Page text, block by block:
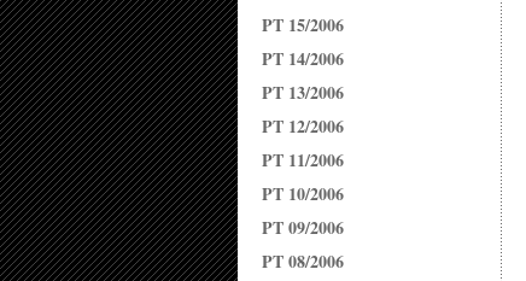
PT 15/2006
PT 14/2006
PT 13/2006
PT 12/2006
PT 11/2006
PT 10/2006
PT 09/2006
PT 08/2006